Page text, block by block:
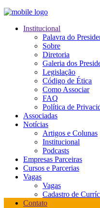
Institucional
Palavra do
Sobre
Diretoria
Galeria dos
Legislação
Código de Ética
Como Associar
FAQ
Política de
Associadas
Notícias
Artigos e Colunas
Institucional
Podcasts
Empresas Parceiras
Cursos e Parcerias
Vagas
Vagas
Cadastro de
Contato